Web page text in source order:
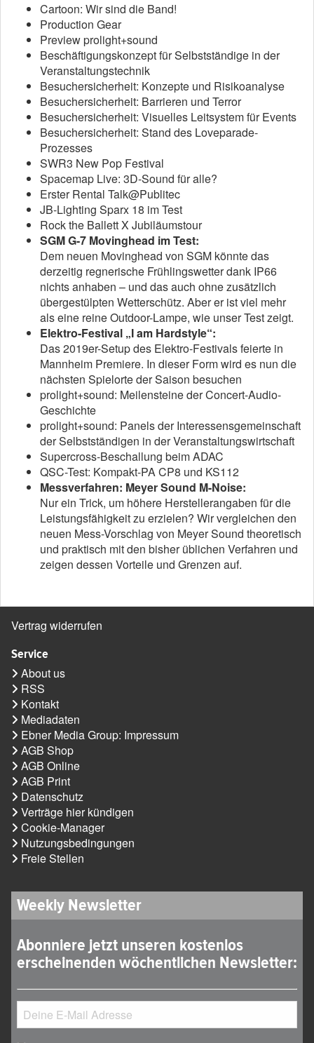
Cartoon: Wir sind die Band!
Production Gear
Preview prolight+sound
Beschäftigungskonzept für Selbstständige in der
Veranstaltungstechnik
Besuchersicherheit: Konzepte und Risikoanalyse
Besuchersicherheit: Barrieren und Terror
Besuchersicherheit: Visuelles Leitsystem für Events
Besuchersicherheit: Stand des Loveparade-
Prozesses
SWR3 New Pop Festival
Spacemap Live: 3D-Sound für alle?
Erster Rental Talk@Publitec
JB-Lighting Sparx 18 im Test
Rock the Ballett X Jubiläumstour
SGM G-7 Movinghead im Test:
Dem neuen Movinghead von SGM könnte das
derzeitig regnerische Frühlingswetter dank IP66
nichts anhaben – und das auch ohne zusätzlich
übergestülpten Wetterschütz. Aber er ist viel mehr
als eine reine Outdoor-Lampe, wie unser Test zeigt.
Elektro-Festival „I am Hardstyle“:
Das 2019er-Setup des Elektro-Festivals feierte in
Mannheim Premiere. In dieser Form wird es nun die
nächsten Spielorte der Saison besuchen
prolight+sound: Meilensteine der Concert-Audio-
Geschichte
prolight+sound: Panels der Interessensgemeinschaft
der Selbstständigen in der Veranstaltungswirtschaft
Supercross-Beschallung beim ADAC
QSC-Test: Kompakt-PA CP8 und KS112
Messverfahren: Meyer Sound M-Noise:
Nur ein Trick, um höhere Herstellerangaben für die
Leistungsfähigkeit zu erzielen? Wir vergleichen den
neuen Mess-Vorschlag von Meyer Sound theoretisch
und praktisch mit den bisher üblichen Verfahren und
zeigen dessen Vorteile und Grenzen auf.
Vertrag widerrufen
Service
About us
RSS
Kontakt
Mediadaten
Ebner Media Group: Impressum
AGB Shop
AGB Online
AGB Print
Datenschutz
Verträge hier kündigen
Cookie-Manager
Nutzungsbedingungen
Freie Stellen
Weekly Newsletter
Abonniere jetzt unseren kostenlos
erscheinenden wöchentlichen Newsletter: